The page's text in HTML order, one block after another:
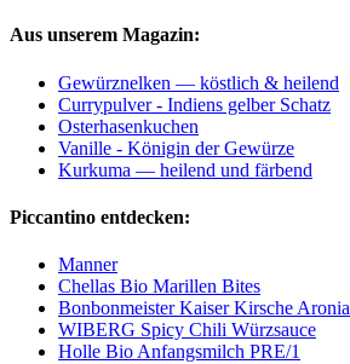
Aus unserem Magazin:
Gewürznelken — köstlich & heilend
Currypulver - Indiens gelber Schatz
Osterhasenkuchen
Vanille - Königin der Gewürze
Kurkuma — heilend und färbend
Piccantino entdecken:
Manner
Chellas Bio Marillen Bites
Bonbonmeister Kaiser Kirsche Aronia
WIBERG Spicy Chili Würzsauce
Holle Bio Anfangsmilch PRE/1